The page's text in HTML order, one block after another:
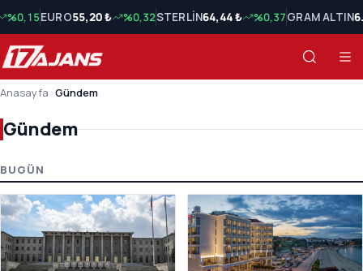
%0,15EURO55,20 ₺ %0,32STERLİN64,44 ₺ %0,37GRAM ALTIN
Anasayfa Gündem
Gündem
Gündem Son Haberler
BUGÜN